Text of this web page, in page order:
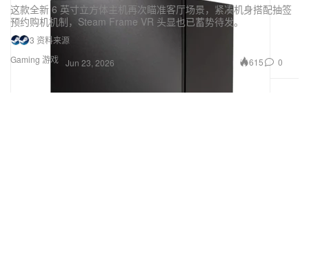
Gaming 游戏
这款全新 6 英寸立方体主机再次瞄准客厅场景，紧凑机身搭配抽签
预约购机机制，Steam Frame VR 头显也已蓄势待发。
3 资料来源
Jun 23, 2026
615 0